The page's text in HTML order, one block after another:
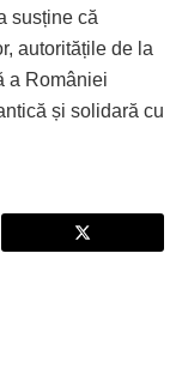
susține că
autoritățile de la
a României
și solidară cu